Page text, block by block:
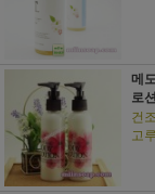
메
로션
건
고루